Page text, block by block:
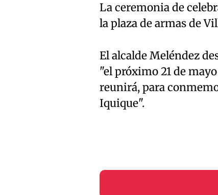
La ceremonia de
la plaza de armas de
El alcalde Meléndez
"el próximo 21 de
reunirá, para
Iquique".